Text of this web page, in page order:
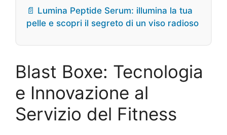
📄 Lumina Peptide Serum: illumina la tua
pelle e scopri il segreto di un viso radioso
Blast Boxe: Tecnologia
e Innovazione al
Servizio del Fitness